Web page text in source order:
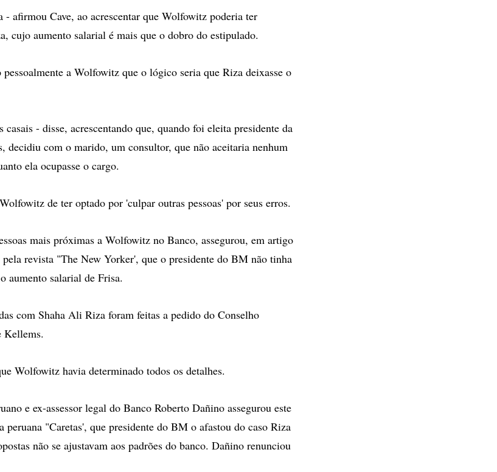
- afirmou Cave, ao acrescentar que Wolfowitz poderia ter
cujo aumento salarial é mais que o dobro do estipulado.
a Wolfowitz que o lógico seria que Riza deixasse o
- disse, acrescentando que, quando foi eleita presidente da
decidiu com o marido, um consultor, que não aceitaria nenhum
ela ocupasse o cargo.
de ter optado por 'culpar outras pessoas' por seus erros.
mais próximas a Wolfowitz no Banco, assegurou, em artigo
revista "The New Yorker', que o presidente do BM não tinha
aumento salarial de Frisa.
com Shaha Ali Riza foram feitas a pedido do Conselho
Kellems.
Wolfowitz havia determinado todos os detalhes.
e ex-assessor legal do Banco Roberto Dañino assegurou este
peruana "Caretas', que presidente do BM o afastou do caso Riza
não se ajustavam aos padrões do banco. Dañino renunciou